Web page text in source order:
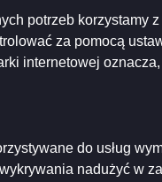
potrzeb korzystamy
za pomocą
internetowej oznacza,
do usług
nadużyć w